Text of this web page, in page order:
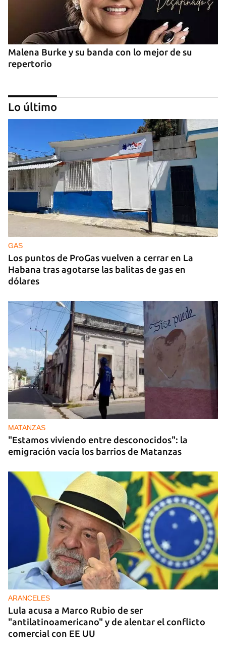
Malena Burke y su banda con lo mejor de su
repertorio
Arturo Sandoval en concierto junto a Chucho
Valdés
Lo último
GAS
Los puntos de ProGas vuelven a cerrar en La
Habana tras agotarse las balitas de gas en
dólares
MATANZAS
"Estamos viviendo entre desconocidos": la
emigración vacía los barrios de Matanzas
ARANCELES
Lula acusa a Marco Rubio de ser
"antilatinoamericano" y de alentar el conflicto
comercial con EE UU